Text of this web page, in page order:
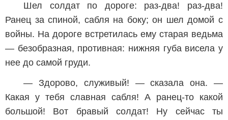
Шел солдат по дороге: раз-два! раз-два!
Ранец за спиной, сабля на боку; он шел домой с
войны. На дороге встретилась ему старая ведьма
— безобразная, противная: нижняя губа висела у
нее до самой груди.
— Здорово, служивый! — сказала она. —
Какая у тебя славная сабля! А ранец-то какой
большой! Вот бравый солдат! Ну сейчас ты